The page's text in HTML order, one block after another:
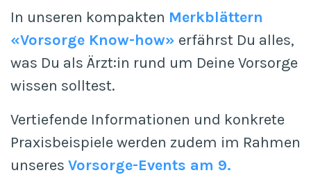
In unseren kompakten Merkblättern
«Vorsorge Know-how» erfährst Du alles,
was Du als Ärzt:in rund um Deine Vorsorge
wissen solltest.
Vertiefende Informationen und konkrete
Praxisbeispiele werden zudem im Rahmen
unseres Vorsorge-Events am 9.